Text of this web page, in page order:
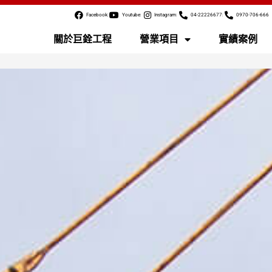
Facebook Youtube Instagram 04-22226677 0970-706-666
關於巨銓工程 營業項目 實績案例